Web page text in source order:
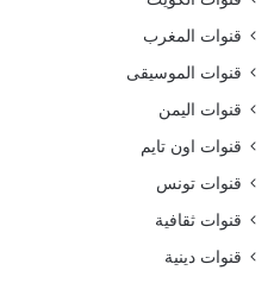
قنوات المغرب
قنوات الموسيقى
قنوات اليمن
قنوات اون تايم
قنوات تونس
قنوات ثقافية
قنوات دينية